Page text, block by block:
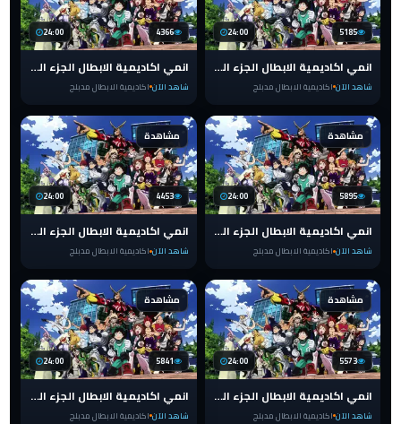
24:00 5185
انمي اكاديمية الابطال الجزء الرابع مدبلج الحلقة 21 عربي
شاهد الآن اكاديمية الابطال مدبلج
24:00 4366
انمي اكاديمية الابطال الجزء الرابع مدبلج الحلقة 20 عربي
شاهد الآن اكاديمية الابطال مدبلج
مشاهدة
24:00 5895
انمي اكاديمية الابطال الجزء الرابع مدبلج الحلقة 19 عربي
شاهد الآن اكاديمية الابطال مدبلج
مشاهدة
24:00 4453
انمي اكاديمية الابطال الجزء الرابع مدبلج الحلقة 18 عربي
شاهد الآن اكاديمية الابطال مدبلج
مشاهدة
24:00 5573
انمي اكاديمية الابطال الجزء الرابع مدبلج الحلقة 17 عربي
شاهد الآن اكاديمية الابطال مدبلج
مشاهدة
24:00 5841
انمي اكاديمية الابطال الجزء الرابع مدبلج الحلقة 16 عربي
شاهد الآن اكاديمية الابطال مدبلج